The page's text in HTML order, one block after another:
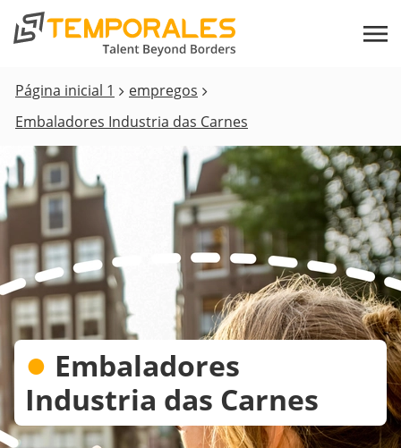
Página inicial 1
empregos
Embaladores Industria das Carnes
● Embaladores
Industria das Carnes